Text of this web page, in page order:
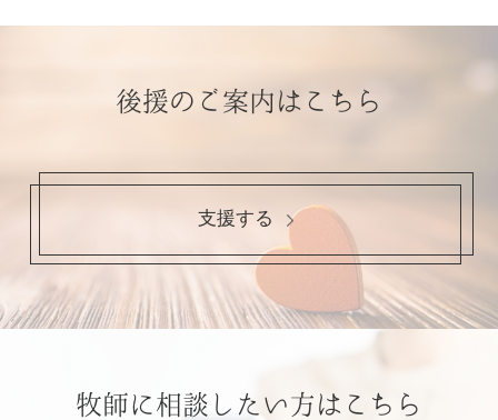
後援のご案内はこちら
支援する
牧師に相談したい方はこちら